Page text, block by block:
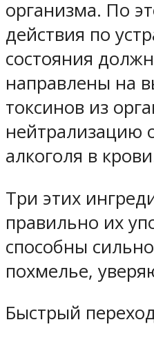
организма. По
действия по
состояния
направлены на
токсинов из
нейтрализацию
алкоголя в
Три этих
правильно их
способны
похмелье,
Быстрый